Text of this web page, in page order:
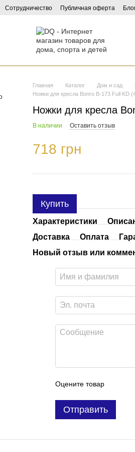
Сотрудничество Публичная оферта
Главная Каталог Дом и сад
Ножки для кресла Bonro B-173 Full KD
Ножки для кресла
В наличии Оставить отзыв
718 грн
Купить
Характеристики
Доставка
Оплата
Новый отзыв или
Оцените товар
Отправить